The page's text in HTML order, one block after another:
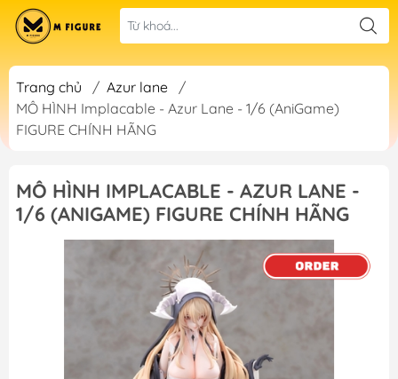
Trang chủ / Azur lane
/
MÔ HÌNH Implacable - Azur Lane - 1/6 (AniGame)
FIGURE CHÍNH HÃNG
MÔ HÌNH IMPLACABLE - AZUR LANE -
1/6 (ANIGAME) FIGURE CHÍNH HÃNG